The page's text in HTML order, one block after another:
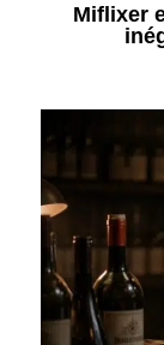
Miflixer